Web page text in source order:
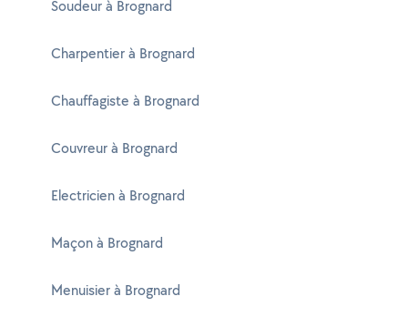
Soudeur à Brognard
Charpentier à Brognard
Chauffagiste à Brognard
Couvreur à Brognard
Electricien à Brognard
Maçon à Brognard
Menuisier à Brognard